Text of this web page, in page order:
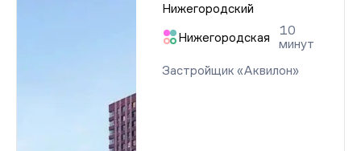
Нижегородский
Нижегородская
10
минут
Застройщик «Аквилон»